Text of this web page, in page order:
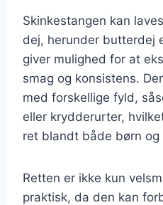
Skinkestangen kan
dej, herunder butterdej
giver mulighed for at
smag og konsistens.
med forskellige fyld,
eller krydderurter,
ret blandt både børn og
Retten er ikke kun
praktisk, da den kan